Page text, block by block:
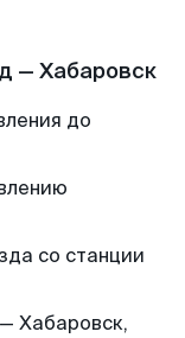
— Хабаровск
до
со станции
Хабаровск,